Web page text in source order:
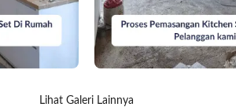
Lihat Galeri Lainnya